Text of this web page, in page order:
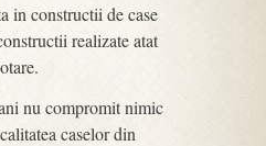
in constructii de case
realizate atat
nu compromit nimic
caselor din